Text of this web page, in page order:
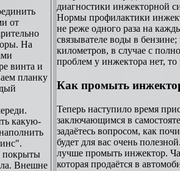
от
На
винта и
планку
какую-
покрыты
Внешне
диагностики инжекторной
Нормы профилактики
не реже одного раза на
связывателе воды в
километров, в случае с
проблем у инжектора нет, то
Как промыть
Теперь наступило время
заключающимся в
задаётесь вопросом, как
будет для вас очень
лучше промыть инжектор.
которая продаётся в